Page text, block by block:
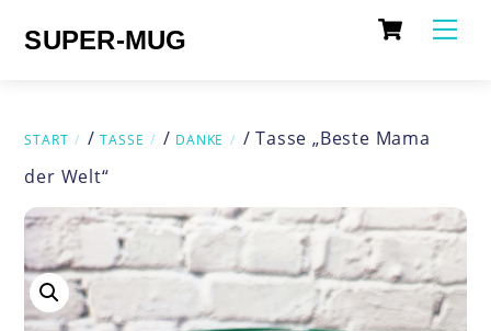
Cart
SUPER-MUG
START /TASSE / DANKE
/ Tasse „Beste Mama
der Welt“